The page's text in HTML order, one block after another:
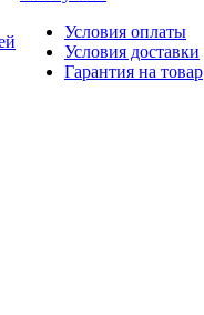
Условия оплаты
Условия доставки
Гарантия на товар